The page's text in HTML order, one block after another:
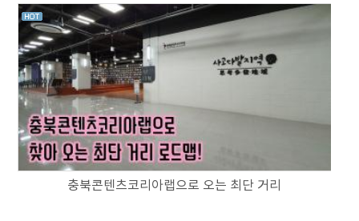
충북콘텐츠코리아랩으로 오는 최단 거리